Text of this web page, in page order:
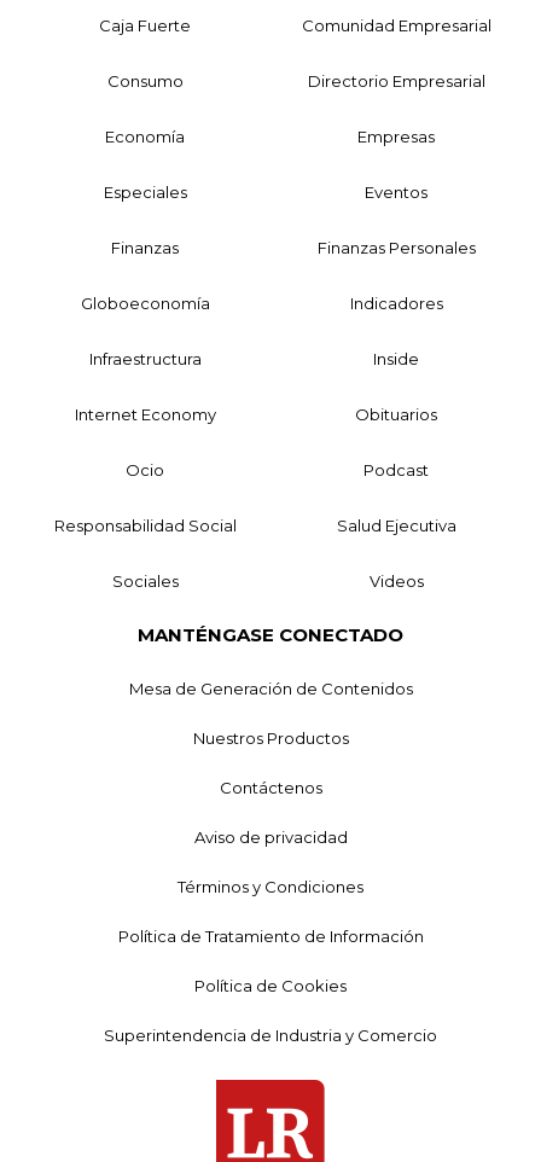
Caja Fuerte Comunidad Empresarial
Consumo Directorio Empresarial
Economía Empresas
Especiales Eventos
Finanzas Finanzas Personales
Globoeconomía Indicadores
Infraestructura Inside
Internet Economy Obituarios
Ocio Podcast
Responsabilidad Social Salud Ejecutiva
Sociales Videos
MANTÉNGASE CONECTADO
Mesa de Generación de Contenidos
Nuestros Productos
Contáctenos
Aviso de privacidad
Términos y Condiciones
Política de Tratamiento de Información
Política de Cookies
Superintendencia de Industria y Comercio